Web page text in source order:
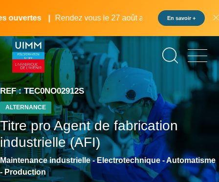
au
principal
Rendez vous le 27 août au pôle formation UIMM
En savoir +
REF : TEC0NO02912S
ALTERNANCE
Titre pro Agent de fabrication
industrielle (AFI)
Maintenance industrielle - Electrotechnique - Automatisme
- Production